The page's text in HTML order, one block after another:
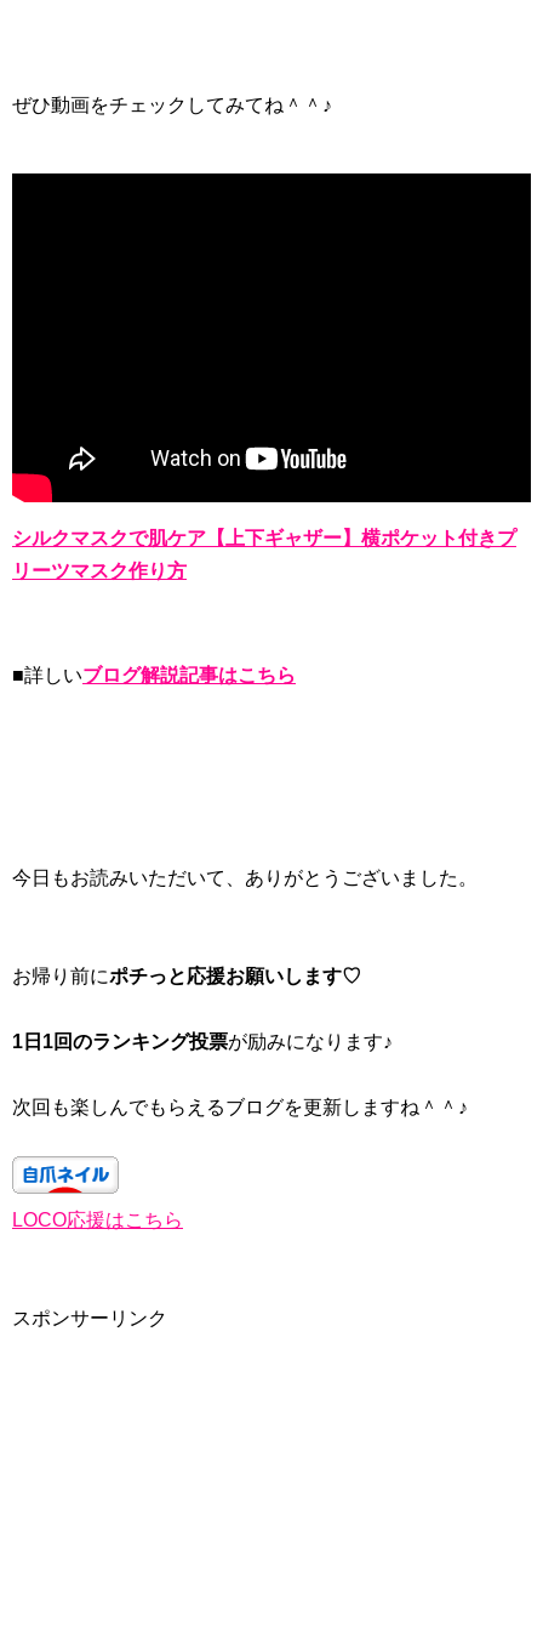
ぜひ動画をチェックしてみてね＾＾♪
シルクマスクで肌ケア【上下ギャザー】横ポケット付きプ
リーツマスク作り方
■詳しいブログ解説記事はこちら
今日もお読みいただいて、ありがとうございました。
お帰り前にポチっと応援お願いします♡
1日1回のランキング投票が励みになります♪
次回も楽しんでもらえるブログを更新しますね＾＾♪
LOCO応援はこちら
スポンサーリンク